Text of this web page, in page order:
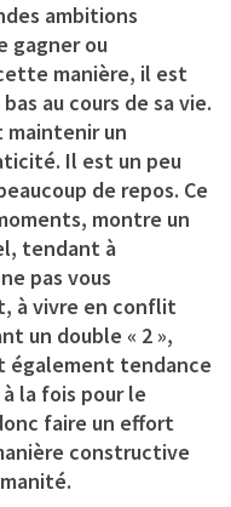
ambitions
gagner ou
manière, il est
au cours de sa vie.
un
Il est un peu
de repos. Ce
montre un
tendant à
pas vous
à vivre en conflit
un double « 2 »,
également tendance
la fois pour le
faire un effort
constructive